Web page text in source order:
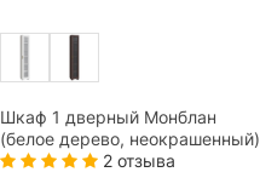
Шкаф 1 дверный Монблан
(белое дерево, неокрашенный)
2 отзыва